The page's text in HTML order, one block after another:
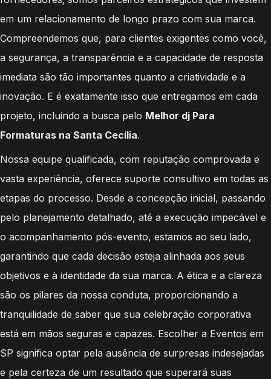
em um relacionamento de longo prazo com sua marca.
Compreendemos que, para clientes exigentes como você,
a segurança, a transparência e a capacidade de resposta
imediata são tão importantes quanto a criatividade e a
inovação. E é exatamente isso que entregamos em cada
projeto, incluindo a busca pelo Melhor dj Para
Formaturas na Santa Cecília.
Nossa equipe qualificada, com reputação comprovada e
vasta experiência, oferece suporte consultivo em todas as
etapas do processo. Desde a concepção inicial, passando
pelo planejamento detalhado, até a execução impecável e
o acompanhamento pós-evento, estamos ao seu lado,
garantindo que cada decisão esteja alinhada aos seus
objetivos e à identidade da sua marca. A ética e a clareza
são os pilares da nossa conduta, proporcionando a
tranquilidade de saber que sua celebração corporativa
está em mãos seguras e capazes. Escolher a Eventos em
SP significa optar pela ausência de surpresas indesejadas
e pela certeza de um resultado que superará suas